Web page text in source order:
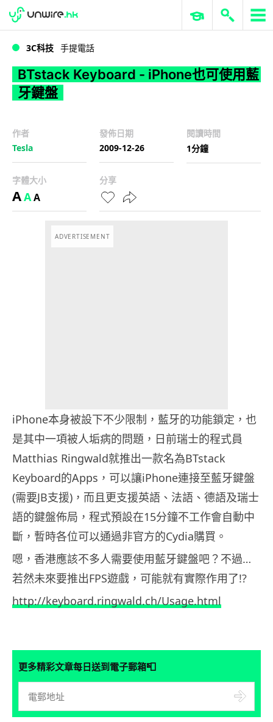
WWDC 2026 ERP 與商業 AI
3C科技 手提電話
BTstack Keyboard - iPhone也可使用藍
牙鍵盤
作者
Tesla
發佈日期
2009-12-26
閱讀時間
1分鐘
字體大小
AAA
分享
ADVERTISEMENT
iPhone本身被設下不少限制，藍牙的功能鎖定，也
是其中一項被人垢病的問題，日前瑞士的程式員
Matthias Ringwald就推出一款名為BTstack
Keyboard的Apps，可以讓iPhone連接至藍牙鍵盤
(需要JB支援)，而且更支援英語、法語、德語及瑞士
語的鍵盤佈局，程式預設在15分鐘不工作會自動中
斷，暫時各位可以通過非官方的Cydia購買。
嗯，香港應該不多人需要使用藍牙鍵盤吧？不過…
若然未來要推出FPS遊戲，可能就有實際作用了!?
http://keyboard.ringwald.ch/Usage.html
更多精彩文章每日送到電子郵箱📮